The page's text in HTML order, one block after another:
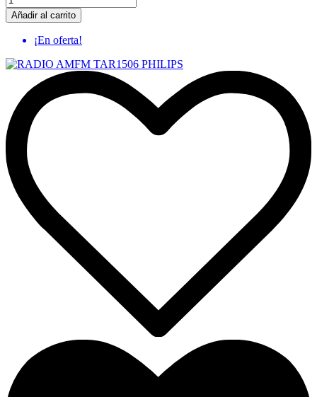
Añadir al carrito
¡En oferta!